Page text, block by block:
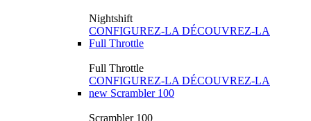
Nightshift
CONFIGUREZ-LA DÉCOUVREZ-LA
Full Throttle
Full Throttle
CONFIGUREZ-LA DÉCOUVREZ-LA
new Scrambler 100
Scrambler 100